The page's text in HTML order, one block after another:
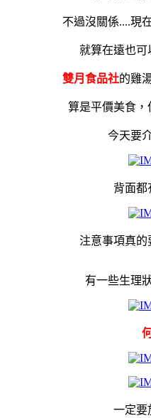
不過沒關係....現
就算在遠也可
雙月食品社的雞
算是平價美食，
今天要
背面都
注意事項真的
有一些生理
一定要